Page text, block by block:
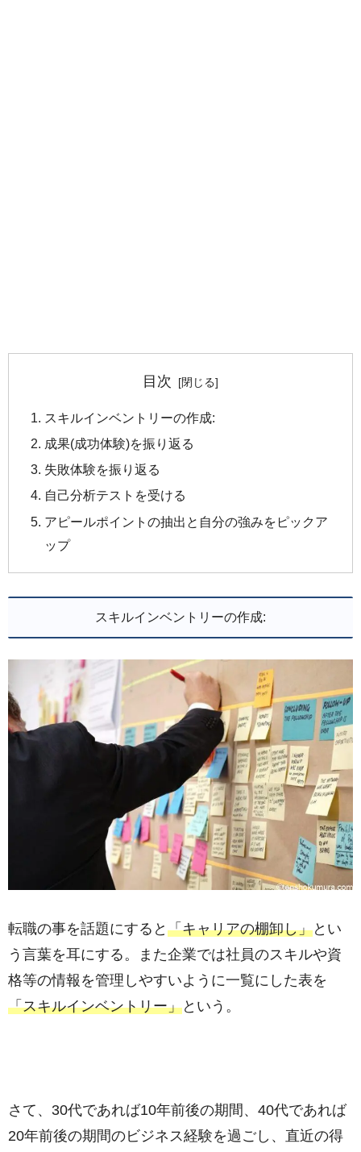
目次
スキルインベントリーの作成:
成果(成功体験)を振り返る
失敗体験を振り返る
自己分析テストを受ける
アピールポイントの抽出と自分の強みをピックア
ップ
スキルインベントリーの作成:
転職の事を話題にすると 「キャリアの棚卸し」とい
う言葉を耳にする。また企業では社員のスキルや資
格等の情報を管理しやすいように一覧にした表を
「スキルインベントリー」という。
さて、30代であれば10年前後の期間、40代であれば
20年前後の期間のビジネス経験を過ごし、直近の得